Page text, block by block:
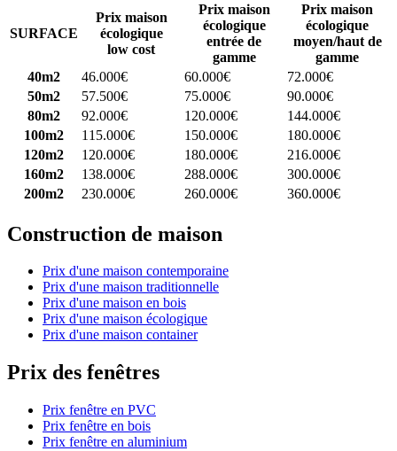
SURFACE
Prix maison
écologique
low cost
Prix maison
écologique
entrée de
gamme
Prix maison
écologique
moyen/haut de
gamme
40m2
46.000€ 60.000€
72.000€
50m2
57.500€ 75.000€
90.000€
80m2
92.000€ 120.000€
144.000€
100m2
115.000€ 150.000€
180.000€
120m2
120.000€ 180.000€
216.000€
160m2
138.000€ 288.000€
300.000€
200m2
230.000€ 260.000€ 360.000€
Construction de maison
Prix d'une maison contemporaine
Prix d'une maison traditionnelle
Prix d'une maison en bois
Prix d'une maison écologique
Prix d'une maison container
Prix des fenêtres
Prix fenêtre en PVC
Prix fenêtre en bois
Prix fenêtre en aluminium